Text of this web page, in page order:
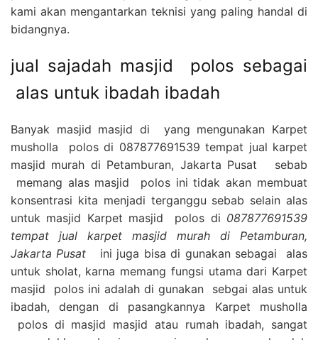
kami akan mengantarkan teknisi yang paling handal di
bidangnya.
jual sajadah masjid polos sebagai
alas untuk ibadah ibadah
Banyak masjid masjid di yang mengunakan Karpet
musholla polos di 087877691539 tempat jual karpet
masjid murah di Petamburan, Jakarta Pusat sebab
memang alas masjid polos ini tidak akan membuat
konsentrasi kita menjadi terganggu sebab selain alas
untuk masjid Karpet masjid polos di 087877691539
tempat jual karpet masjid murah di Petamburan,
Jakarta Pusat
ini juga bisa di gunakan sebagai alas
untuk sholat, karna memang fungsi utama dari Karpet
masjid polos ini adalah di gunakan sebgai alas untuk
ibadah, dengan di pasangkannya Karpet musholla
polos di masjid masjid atau rumah ibadah, sangat